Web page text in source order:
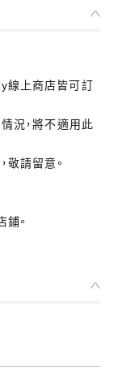
線上商店皆可訂
況，將不適用此
請留意。
。